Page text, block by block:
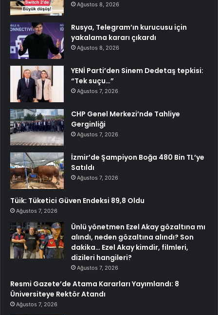
Ağustos 8, 2026
Rusya, Telegram’ın kurucusu için
yakalama kararı çıkardı
Ağustos 8, 2026
YENİ Parti’den Sinem Dedetaş tepkisi:
“Tek suçu…”
Ağustos 7, 2026
CHP Genel Merkezi’nde Tahliye
Gerginliği
Ağustos 7, 2026
İzmir’de Şampiyon Boğa 480 Bin TL’ye
Satıldı
Ağustos 7, 2026
Tüik: Tüketici Güven Endeksi 89,8 Oldu
Ağustos 7, 2026
Ünlü yönetmen Ezel Akay gözaltına mı
alındı, neden gözaltına alındı? Son
dakika… Ezel Akay kimdir, filmleri,
dizileri hangileri?
Ağustos 7, 2026
Resmi Gazete’de Atama Kararları Yayımlandı: 8
Üniversiteye Rektör Atandı
Ağustos 7, 2026